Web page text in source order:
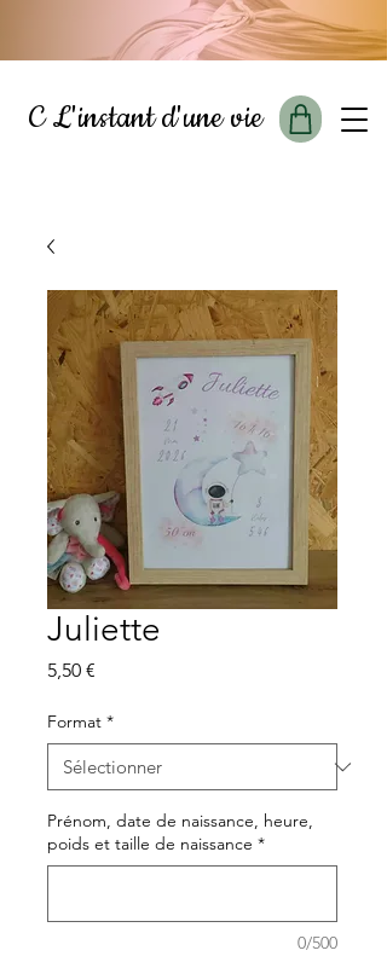
C L'instant d'une vie
Juliette
5,50 €
Format *
Prénom, date de naissance, heure,
poids et taille de naissance *
0/500